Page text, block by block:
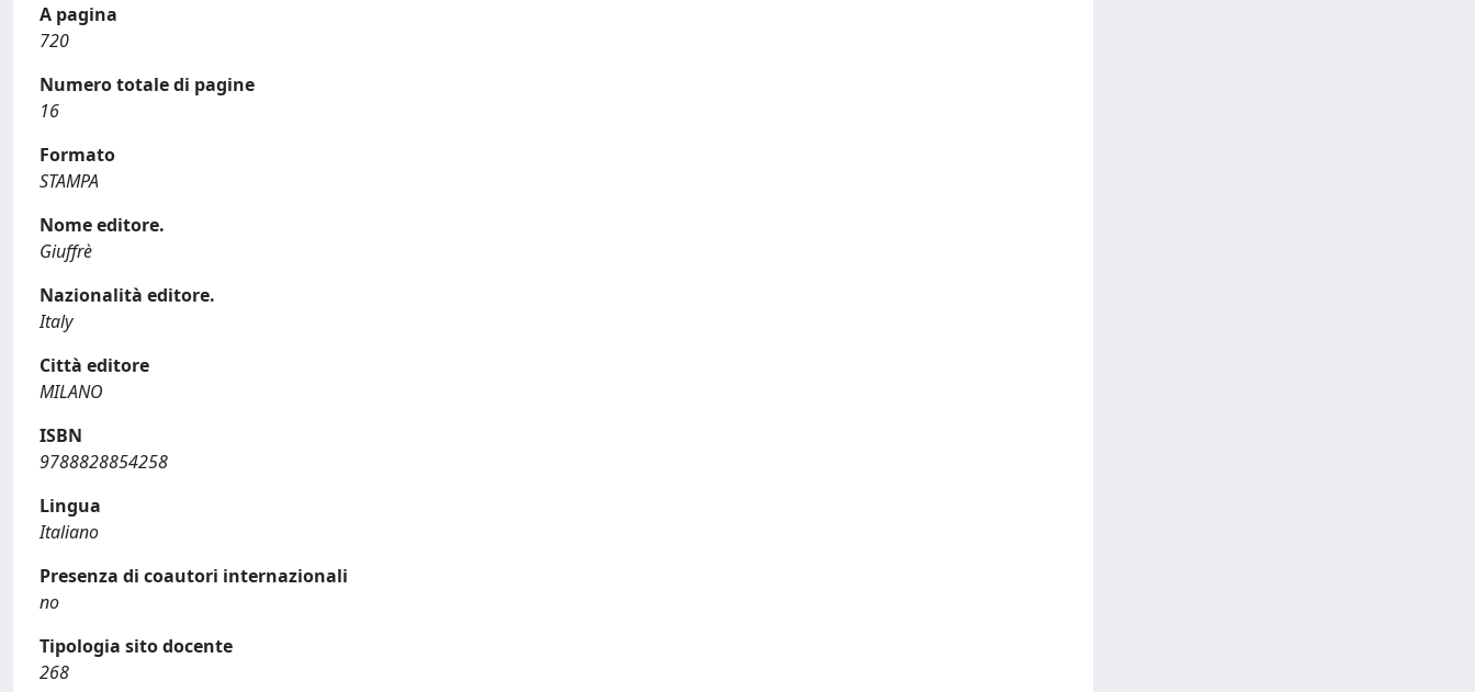
A pagina
720
Numero totale di pagine
16
Formato
STAMPA
Nome editore.
Giuffrè
Nazionalità editore.
Italy
Città editore
MILANO
ISBN
9788828854258
Lingua
Italiano
Presenza di coautori internazionali
no
Tipologia sito docente
268